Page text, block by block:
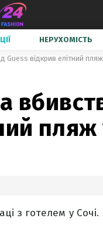
НЕРУХОМІСТЬ
Guess відкрив елітний пляж
пляж
з готелем у Сочі.